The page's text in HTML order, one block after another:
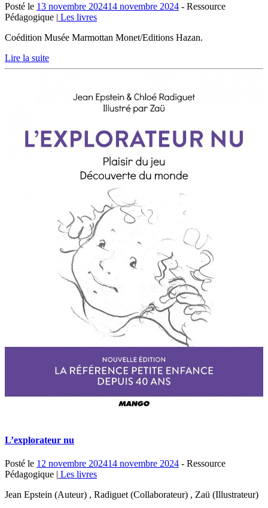
Posté le 13 novembre 202414 novembre 2024 - Ressource
Pédagogique | Les livres
Coédition Musée Marmottan Monet/Editions Hazan.
Lire la suite
L’explorateur nu
Posté le 12 novembre 202414 novembre 2024 - Ressource
Pédagogique | Les livres
Jean Epstein (Auteur) , Radiguet (Collaborateur) , Zaü (Illustrateur)